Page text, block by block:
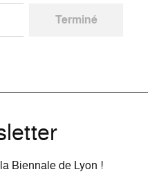
Terminé
Biennale de Lyon !